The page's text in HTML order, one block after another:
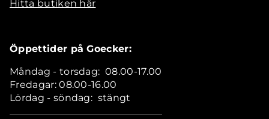
Hitta butiken här
Öppettider på Goecker:
Måndag - torsdag: 08.00-17.00
Fredagar: 08.00-16.00
Lördag - söndag: stängt